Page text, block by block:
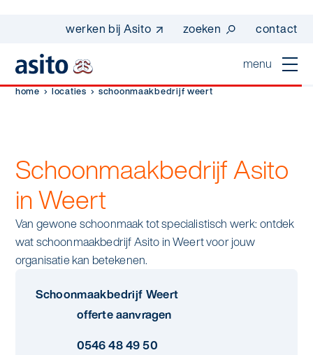
werken bij Asito zoeken contact
menu
Suggesties
werken bij asito
one go - werk beter samen met one go
co2-uitstoot rapportage 2023
duurzame bedrijfskleding
home
Dagelijkse schoonmaak
Interieurreiniging
Vloerreiniging
Schoonmaak
Specialistische schoonmaak
sectoren
In de buurt
Industrie
wij zijn Asito
Ons verhaal
Asito impuls
home locaties schoonmaakbedrijf weert
Schoonmaakbedrijf Asito
in Weert
Van gewone schoonmaak tot specialistisch werk: ontdek
wat schoonmaakbedrijf Asito in Weert voor jouw
organisatie kan betekenen.
Schoonmaakbedrijf Weert
offerte aanvragen
0546 48 49 50